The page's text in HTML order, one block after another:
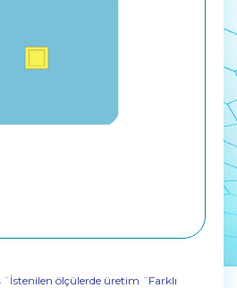
ölçülerde üretim ¨Farklı